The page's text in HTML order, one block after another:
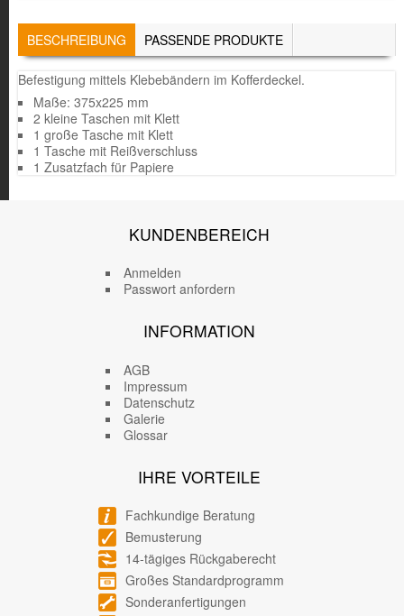
TABS
BESCHREIBUNG (AKTIVER
REITER)
PASSENDE PRODUKTE
Befestigung mittels Klebebändern im Kofferdeckel.
Maße: 375x225 mm
2 kleine Taschen mit Klett
1 große Tasche mit Klett
1 Tasche mit Reißverschluss
1 Zusatzfach für Papiere
KUNDENBEREICH
Anmelden
Passwort anfordern
INFORMATION
AGB
Impressum
Datenschutz
Galerie
Glossar
IHRE VORTEILE
Fachkundige Beratung
Bemusterung
14-tägiges Rückgaberecht
Großes Standardprogramm
Sonderanfertigungen